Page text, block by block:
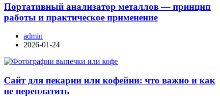
Портативный анализатор металлов — принцип
работы и практическое применение
admin
2026-01-24
Сайт для пекарни или кофейни: что важно и как
не переплатить